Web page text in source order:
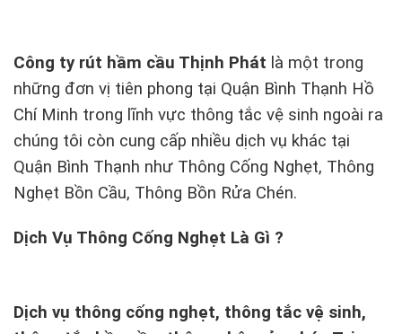
Công ty rút hầm cầu Thịnh Phát là một trong
những đơn vị tiên phong tại Quận Bình Thạnh Hồ
Chí Minh trong lĩnh vực thông tắc vệ sinh ngoài ra
chúng tôi còn cung cấp nhiều dịch vụ khác tại
Quận Bình Thạnh như Thông Cống Nghẹt, Thông
Nghẹt Bồn Cầu, Thông Bồn Rửa Chén.
Dịch Vụ Thông Cống Nghẹt Là Gì ?
Dịch vụ thông cống nghẹt, thông tắc vệ sinh,